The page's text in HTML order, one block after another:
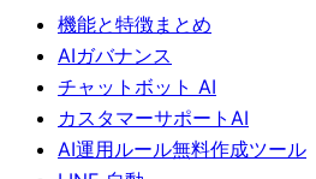
機能と特徴まとめ
AIガバナンス
チャットボット AI
カスタマーサポートAI
AI運用ルール無料作成ツール